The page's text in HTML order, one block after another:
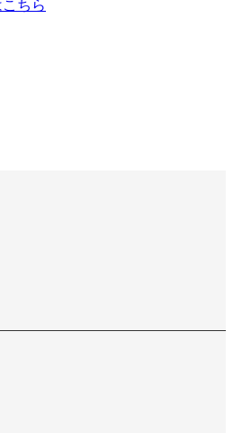
ちら